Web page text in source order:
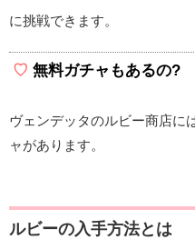
に挑戦できます。
無料ガチャもあるの?
ヴェンデッタのルビー商店に
ャがあります。
ルビーの入手方法とは